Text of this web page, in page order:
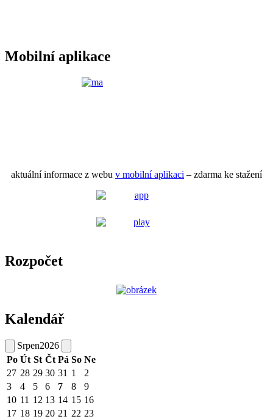
Mobilní aplikace
aktuální informace z webu v mobilní aplikaci – zdarma ke stažení
Rozpočet
Kalendář
Srpen2026
Po Út St Čt Pá So Ne
27 28 29 30 31 1
2
3
4 5 6 7 8
9
10 11 12 13 14 15 16
17 18 19 20 21 22 23